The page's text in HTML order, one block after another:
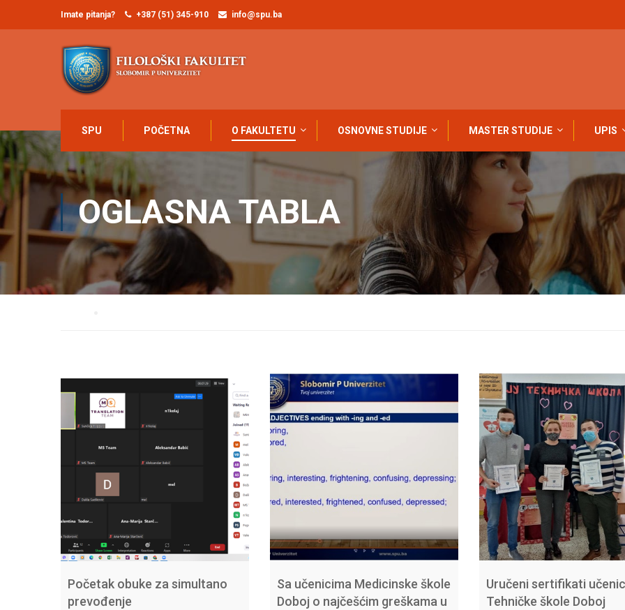
Imate pitanja? +387 (51) 345-910 info@spu.ba
SPU POČETNA O FAKULTETU OSNOVNE STUDIJE MASTER STUDIJE UPIS
OGLASNA TABLA
Početak obuke za simultano
prevođenje
Sa učenicima Medicinske škole
Doboj o najčešćim greškama u
Uručeni sertifikati
Tehničke škole Doboj